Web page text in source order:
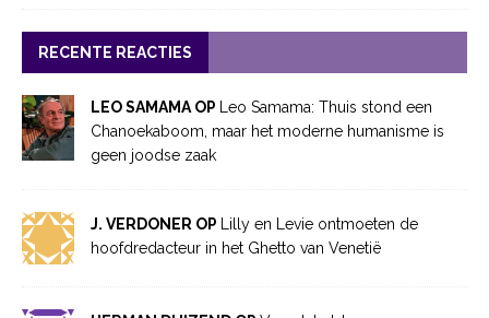
RECENTE REACTIES
LEO SAMAMA OP
Leo Samama: Thuis stond een
Chanoekaboom, maar het moderne humanisme is
geen joodse zaak
J. VERDONER OP
Lilly en Levie ontmoeten de
hoofdredacteur in het Ghetto van Venetië